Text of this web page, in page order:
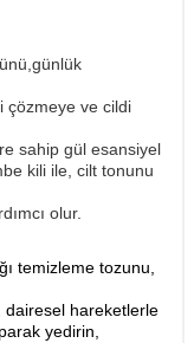
çözmeye ve cildi
sahip gül esansiyel
kili ile, cilt tonunu
olur.
temizleme tozunu,
hareketlerle
yedirin,